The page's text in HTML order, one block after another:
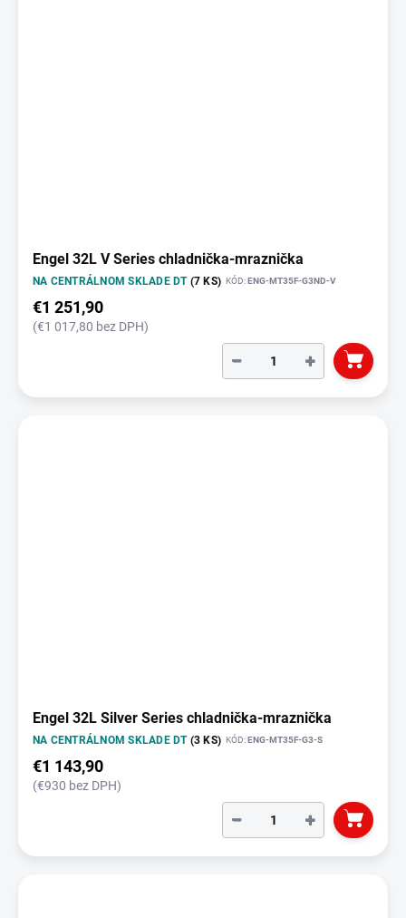
Engel 32L V Series chladnička-mraznička
NA CENTRÁLNOM SKLADE DT (7 KS) KÓD:ENG-MT35F-G3ND-V
€1 251,90
(€1 017,80 bez DPH)
+
−
Engel 32L Silver Series chladnička-mraznička
NA CENTRÁLNOM SKLADE DT (3 KS) KÓD:ENG-MT35F-G3-S
€1 143,90
(€930 bez DPH)
+
−